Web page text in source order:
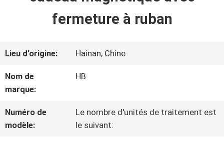
PRODUITS
VIDÉOS
LE
SPECTACLE
VR
fermeture à ruban
Lieu d'origine: Hainan, Chine
Nom de
marque:
HB
Numéro de
modèle:
Le nombre d'unités de traitement est
le suivant: